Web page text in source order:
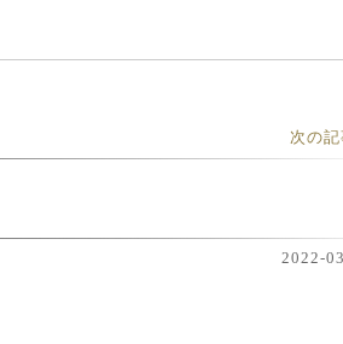
次の
2022-